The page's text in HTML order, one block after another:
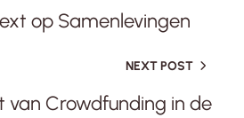
op Samenlevingen
NEXT POST
van Crowdfunding in de